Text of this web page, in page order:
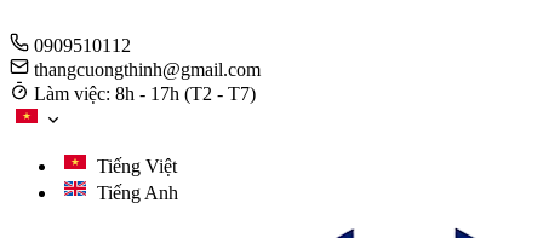
0909510112
thangcuongthinh@gmail.com
Làm việc: 8h - 17h (T2 - T7)
Tiếng Việt
Tiếng Anh